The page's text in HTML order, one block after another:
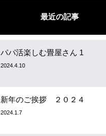
最近の記事
パパ活楽しむ畳屋さん 1
2024.4.10
新年のご挨拶 ２０２４
2024.1.7